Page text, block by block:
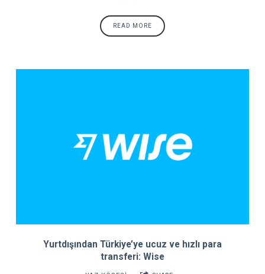
READ MORE
Yurtdışından Türkiye’ye ucuz ve hızlı para
transferi: Wise